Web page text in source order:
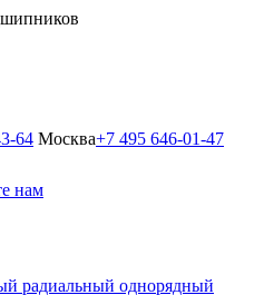
64 Москва+7 495 646-01-47
нам